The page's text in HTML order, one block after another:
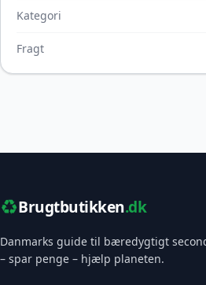
Kategori
Fragt
♻️Brugtbutikken.dk
Danmarks guide til bæredygtigt
– spar penge – hjælp planeten.